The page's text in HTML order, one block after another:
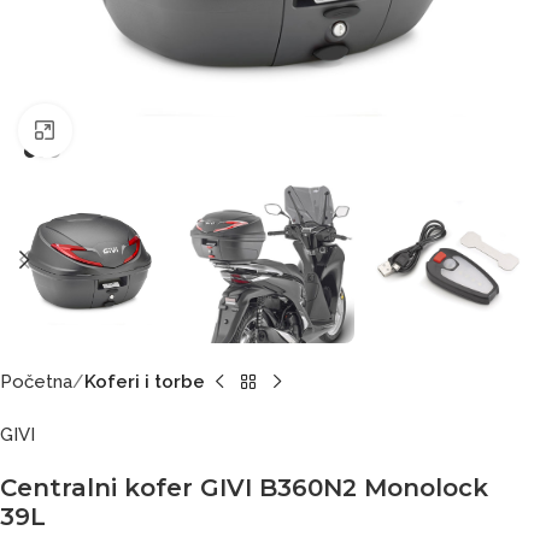
Početna Koferi i torbe
GIVI
Centralni kofer GIVI B360N2 Monolock
39L